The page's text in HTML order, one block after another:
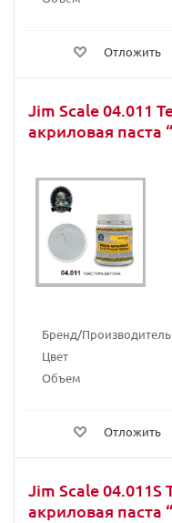
Отложить
Jim Scale 04.011
акриловая паста
Бренд/Производитель
Цвет
Объем
Отложить
Jim Scale 04.011S
акриловая паста